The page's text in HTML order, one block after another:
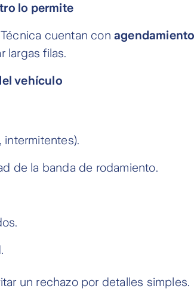
Último dígito de la patente
lo permite
cuentan con
largas filas.
vehículo
intermitentes).
de la banda de rodamiento.
un rechazo por detalles simples.